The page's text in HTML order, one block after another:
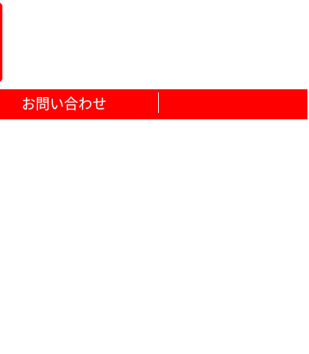
お問い合わせ